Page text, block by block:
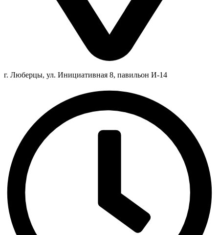
г. Люберцы, ул. Инициативная 8, павильон И-14